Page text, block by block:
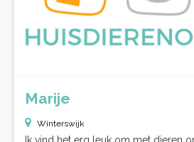
Marije
Winterswijk